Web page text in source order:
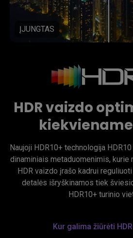
ĮJUNGTAS
HDR vaizdo
Naujoji HDR10+ technologija
dinaminiais metaduomenimis, kurie
HDR vaizdo įrašo kadrui
detalės išryškinamos tiek
HDR10+ turinio
Kur galima žiūrėti